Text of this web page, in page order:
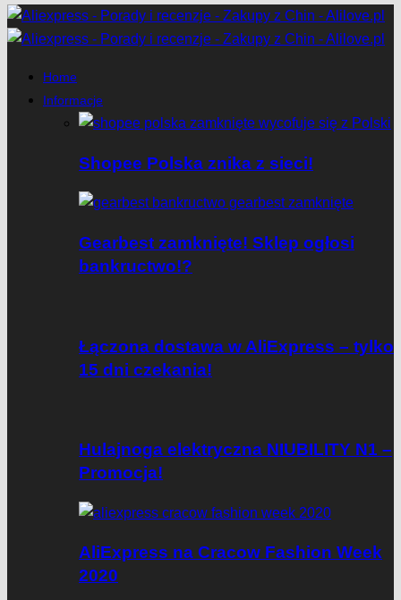
Home
Informacje
Shopee Polska znika z sieci!
Gearbest zamknięte! Sklep ogłosi
bankructwo!?
Łączona dostawa w AliExpress – tylko
15 dni czekania!
Hulajnoga elektryczna NIUBILITY N1 –
Promocja!
AliExpress na Cracow Fashion Week
2020